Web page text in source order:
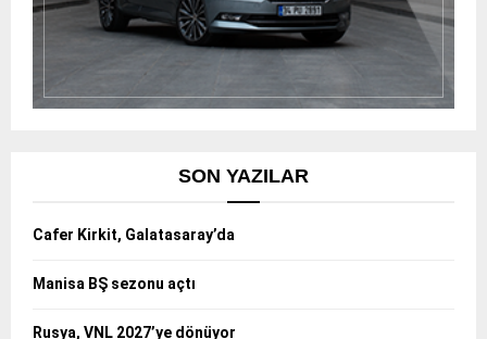
SON YAZILAR
Cafer Kirkit, Galatasaray’da
Manisa BŞ sezonu açtı
Rusya, VNL 2027’ye dönüyor